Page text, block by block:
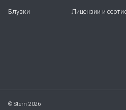
Блузки Лицензии и
© Stern 2026